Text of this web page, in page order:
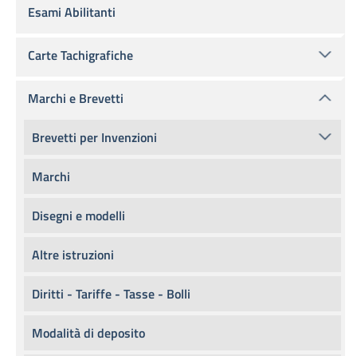
Esami Abilitanti
Carte Tachigrafiche
Marchi e Brevetti
Brevetti per Invenzioni
Marchi
Disegni e modelli
Altre istruzioni
Diritti - Tariffe - Tasse - Bolli
Modalità di deposito